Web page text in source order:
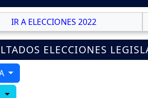
IR A ELECCIONES 2022
ELECCIONES